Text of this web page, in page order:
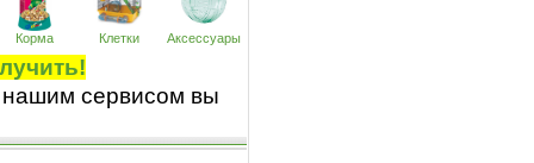
Корма Клетки Аксессуары
нашим сервисом вы